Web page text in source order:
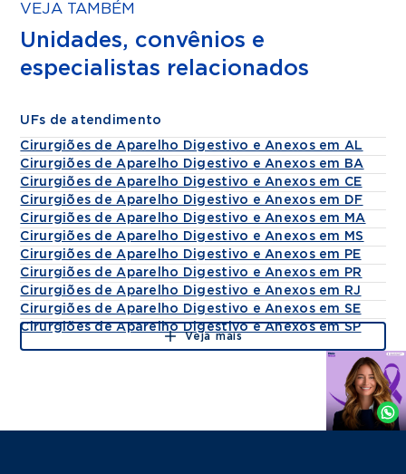
VEJA TAMBÉM
Unidades, convênios e
especialistas relacionados
UFs de atendimento
Cirurgiões de Aparelho Digestivo e Anexos em AL
Cirurgiões de Aparelho Digestivo e Anexos em BA
Cirurgiões de Aparelho Digestivo e Anexos em CE
Cirurgiões de Aparelho Digestivo e Anexos em DF
Cirurgiões de Aparelho Digestivo e Anexos em MA
Cirurgiões de Aparelho Digestivo e Anexos em MS
Cirurgiões de Aparelho Digestivo e Anexos em PE
Cirurgiões de Aparelho Digestivo e Anexos em PR
Cirurgiões de Aparelho Digestivo e Anexos em RJ
Cirurgiões de Aparelho Digestivo e Anexos em SE
Cirurgiões de Aparelho Digestivo e Anexos em SP
Veja mais
Agende
Whatsapp